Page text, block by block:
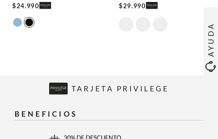
AYUDA
$24.990 $29.990
TARJETA PRIVILEGE
BENEFICIOS